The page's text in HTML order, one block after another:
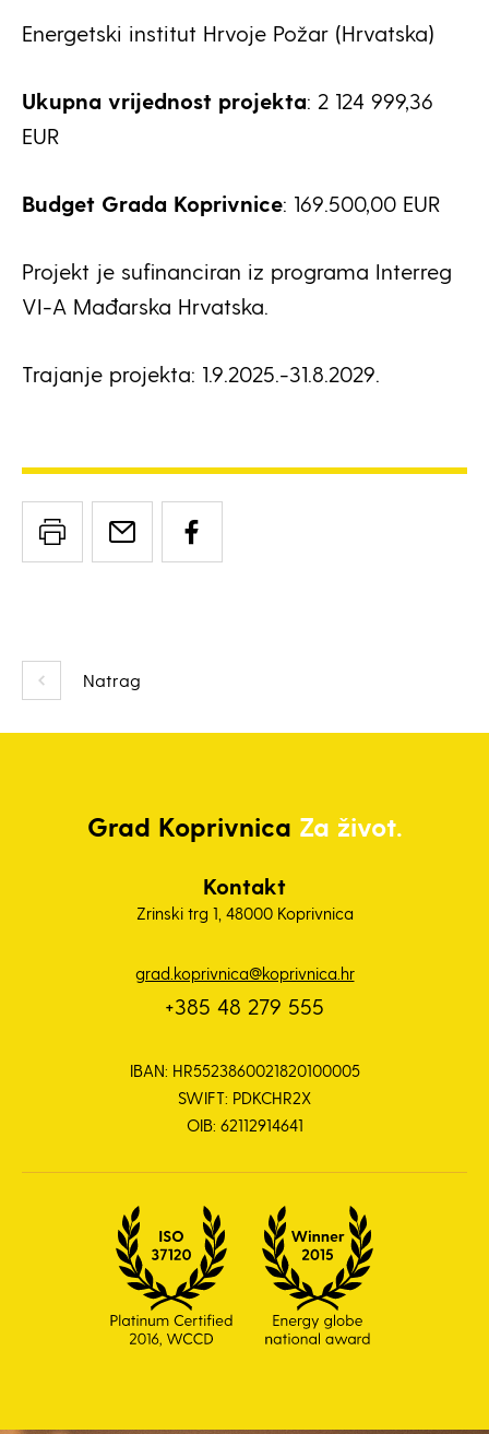
Natrag
Energetski institut Hrvoje Požar (Hrvatska)
Ukupna vrijednost projekta: 2 124 999,36
EUR
Budget Grada Koprivnice: 169.500,00 EUR
Projekt je sufinanciran iz programa Interreg
VI-A Mađarska Hrvatska.
Trajanje projekta: 1.9.2025.-31.8.2029.
Grad Koprivnica Za život.
Kontakt
Zrinski trg 1, 48000 Koprivnica
grad.koprivnica@koprivnica.hr
+385 48 279 555
IBAN: HR5523860021820100005
SWIFT: PDKCHR2X
OIB: 62112914641